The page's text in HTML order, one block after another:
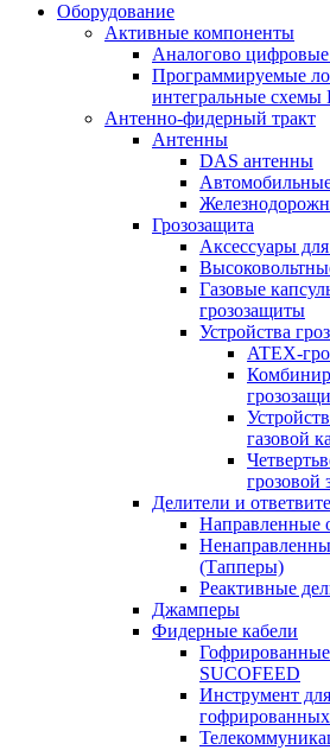
Оборудование
Активные компоненты
Аналогово цифровые
Программируемые
интегральные схемы
Антенно-фидерный тракт
Антенны
DAS антенны
Грозозащита
Аксессуары
Газовые
грозозащиты
Устройства
ATEX-
газовой
грозовой
Делители и
Направленные
(Тапперы)
Реактивные
Джамперы
Фидерные кабели
SUCOFEED
Инструмент
гофрированных